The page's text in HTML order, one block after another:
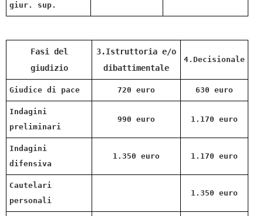
giur. sup.
Fasi del
giudizio
3.Istruttoria e/o
dibattimentale
4.Decisionale
Giudice di pace 720 euro 630 euro
Indagini
preliminari
990 euro 1.170 euro
Indagini
difensiva
1.350 euro 1.170 euro
Cautelari
personali
1.350 euro